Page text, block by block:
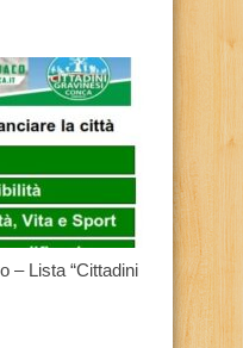
– Lista “Cittadini